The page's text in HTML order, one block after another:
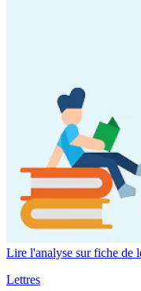
Lire l'analyse sur fiche de
Lettres